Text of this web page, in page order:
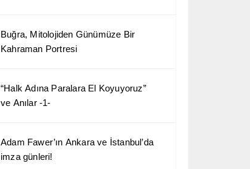
Buğra, Mitolojiden Günümüze Bir
Kahraman Portresi
“Halk Adına Paralara El Koyuyoruz”
ve Anılar -1-
Adam Fawer’ın Ankara ve İstanbul’da
imza günleri!